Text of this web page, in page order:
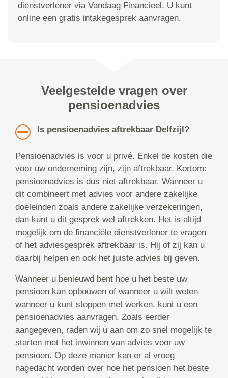
dienstverlener via Vandaag Financieel. U kunt
online een gratis intakegesprek aanvragen.
Veelgestelde vragen over
pensioenadvies
Is pensioenadvies aftrekbaar Delfzijl?
Pensioenadvies is voor u privé. Enkel de kosten die
voor uw onderneming zijn, zijn aftrekbaar. Kortom:
pensioenadvies is dus niet aftrekbaar. Wanneer u
dit combineert met advies voor andere zakelijke
doeleinden zoals andere zakelijke verzekeringen,
dan kunt u dit gesprek wel aftrekken. Het is altijd
mogelijk om de financiële dienstverlener te vragen
of het adviesgesprek aftrekbaar is. Hij of zij kan u
daarbij helpen en ook het juiste advies bij geven.
Wanneer u benieuwd bent hoe u het beste uw
pensioen kan opbouwen of wanneer u wilt weten
wanneer u kunt stoppen met werken, kunt u een
pensioenadvies aanvragen. Zoals eerder
aangegeven, raden wij u aan om zo snel mogelijk te
starten met het inwinnen van advies voor uw
pensioen. Op deze manier kan er al vroeg
nagedacht worden over hoe het pensioen het beste